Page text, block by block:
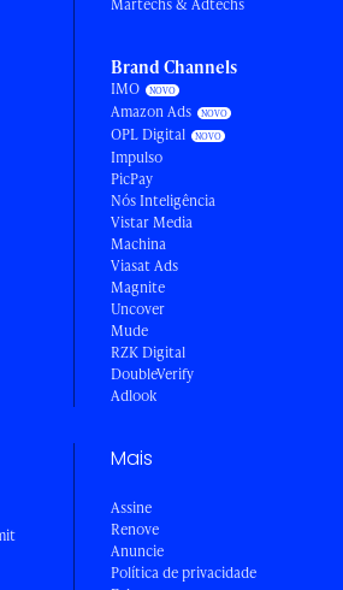
Brand Channels
IMO
Amazon Ads
OPL Digital
Impulso
PicPay
Nós Inteligência
Vistar Media
Machina
Viasat Ads
Magnite
Uncover
Mude
RZK Digital
DoubleVerify
Adlook
Mais
Assine
Renove
Anuncie
Política de privacidade